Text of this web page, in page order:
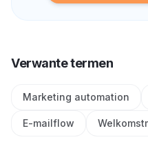
Verwante termen
Marketing automation
E-mailflow